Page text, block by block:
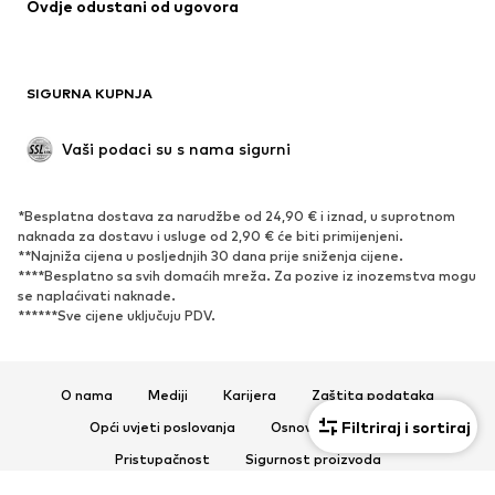
Filtriraj i sortiraj
Kaputi
Posebne prigode
Ekskluzivno
OBUĆA
Novo
Popularno
Tenisice
Sportska obuća
Balerinke
Papuče
Ovdje odustani od ugovora
SIGURNA KUPNJA
Vaši podaci su s nama sigurni
*Besplatna dostava za narudžbe od 24,90 € i iznad, u suprotnom
naknada za dostavu i usluge od 2,90 € će biti primijenjeni.
**Najniža cijena u posljednjih 30 dana prije sniženja cijene.
****Besplatno sa svih domaćih mreža. Za pozive iz inozemstva mogu
se naplaćivati ​​naknade.
******Sve cijene uključuju PDV.
O nama Mediji Karijera
Zaštita podataka
Opći uvjeti poslovanja
Osnovne informacije
Pristupačnost
Sigurnost proizvoda